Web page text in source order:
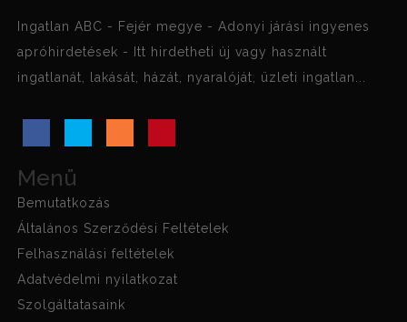
Ingatlan ABC - Fejér megye - Adonyi járási ingyenes
apróhirdetések - Itt hirdetheti új vagy használt
ingatlanát, lakását, házát, nyaralóját, üzleti ingatlan...
Menü
Bemutatkozás
Általános Szerződési Feltételek
Felhasználási feltételek
Adatvédelmi nyilatkozat
Szolgáltatasaink